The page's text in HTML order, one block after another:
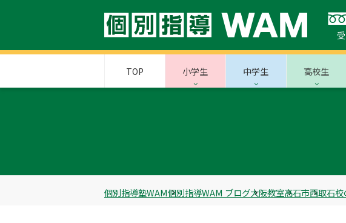
TOP 小学生 中学生 高校生
個別指導塾WAM個別指導WAM ブログ大阪教室高石市西取石